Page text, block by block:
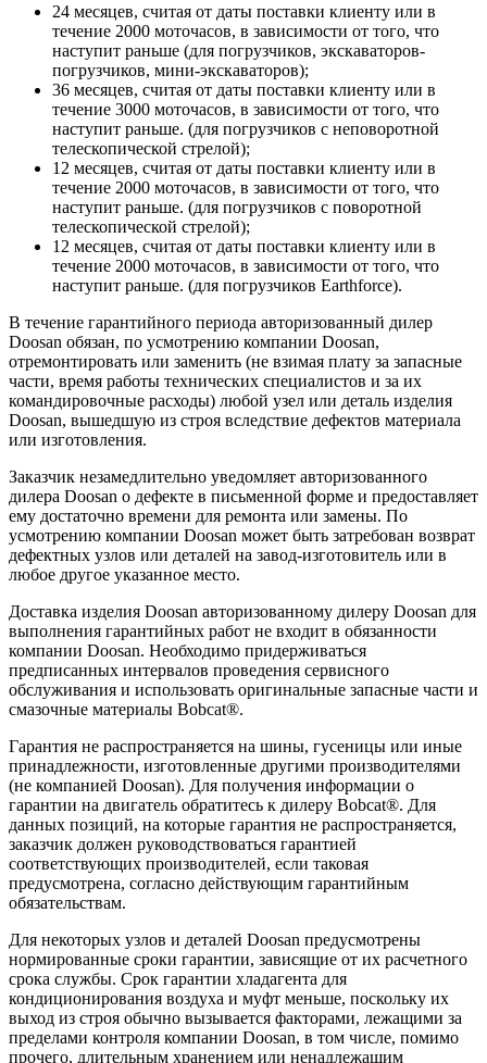
24 месяцев, считая от даты поставки клиенту или в
течение 2000 моточасов, в зависимости от того, что
наступит раньше (для погрузчиков, экскаваторов-
погрузчиков, мини-экскаваторов);
36 месяцев, считая от даты поставки клиенту или в
течение 3000 моточасов, в зависимости от того, что
наступит раньше. (для погрузчиков с неповоротной
телескопической стрелой);
12 месяцев, считая от даты поставки клиенту или в
течение 2000 моточасов, в зависимости от того, что
наступит раньше. (для погрузчиков с поворотной
телескопической стрелой);
12 месяцев, считая от даты поставки клиенту или в
течение 2000 моточасов, в зависимости от того, что
наступит раньше. (для погрузчиков Earthforce).
В течение гарантийного периода авторизованный дилер
Doosan обязан, по усмотрению компании Doosan,
отремонтировать или заменить (не взимая плату за запасные
части, время работы технических специалистов и за их
командировочные расходы) любой узел или деталь изделия
Doosan, вышедшую из строя вследствие дефектов материала
или изготовления.
Заказчик незамедлительно уведомляет авторизованного
дилера Doosan о дефекте в письменной форме и предоставляет
ему достаточно времени для ремонта или замены. По
усмотрению компании Doosan может быть затребован возврат
дефектных узлов или деталей на завод-изготовитель или в
любое другое указанное место.
Доставка изделия Doosan авторизованному дилеру Doosan для
выполнения гарантийных работ не входит в обязанности
компании Doosan. Необходимо придерживаться
предписанных интервалов проведения сервисного
обслуживания и использовать оригинальные запасные части и
смазочные материалы Bobcat®.
Гарантия не распространяется на шины, гусеницы или иные
принадлежности, изготовленные другими производителями
(не компанией Doosan). Для получения информации о
гарантии на двигатель обратитесь к дилеру Bobcat®. Для
данных позиций, на которые гарантия не распространяется,
заказчик должен руководствоваться гарантией
соответствующих производителей, если таковая
предусмотрена, согласно действующим гарантийным
обязательствам.
Для некоторых узлов и деталей Doosan предусмотрены
нормированные сроки гарантии, зависящие от их расчетного
срока службы. Срок гарантии хладагента для
кондиционирования воздуха и муфт меньше, поскольку их
выход из строя обычно вызывается факторами, лежащими за
пределами контроля компании Doosan, в том числе, помимо
прочего, длительным хранением или ненадлежащим